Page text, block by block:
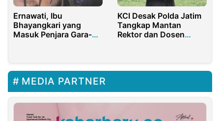
Ernawati, Ibu
Bhayangkari yang
Masuk Penjara Gara-
KCI Desak Polda Jatim
Tangkap Mantan
Rektor dan Dosen
MEDIA PARTNER